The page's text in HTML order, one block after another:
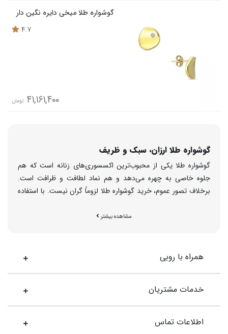
گوشواره طلا میخی دایره نگین دار
4.7
41,161,400 تومان
گوشواره طلا ارزان، سبک و ظریف
گوشواره طلا یکی از محبوب‌ترین اکسسوری‌های زنانه است که هم
جلوه خاصی به چهره می‌دهد و هم نماد لطافت و ظرافت است.
برخلاف تصور عموم، خرید گوشواره طلا لزوماً گران نیست. با استفاده
از طراحی‌های ظریف، وزن پایین و مینیمال‌گرایی در ساخت، می‌توان
گوشواره‌هایی با قیمت مناسب تهیه کرد. روبی گالری مجموعه‌ای
چرا گوشواره طلا ارزان روبی گالری انتخابی هوشمندانه
است؟
اولین مزیت این محصولات، تنوع طراحی در وزن‌های پایین و قیمت
مناسب است. دوم، تمامی گوشواره‌ها از طلای ۱۸ عیار ساخته شده و
شده‌اند که با استایل‌های مختلف هماهنگ می‌شوند. با خرید از روبی
مشاهده بیشتر
همراه با روبی
خدمات مشتریان
اطلاعات تماس